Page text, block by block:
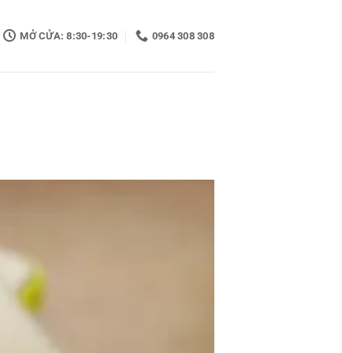
MỞ CỬA: 8:30-19:30 0964 308 308